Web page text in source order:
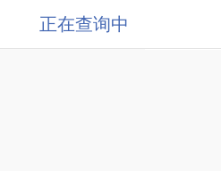
正在查询中